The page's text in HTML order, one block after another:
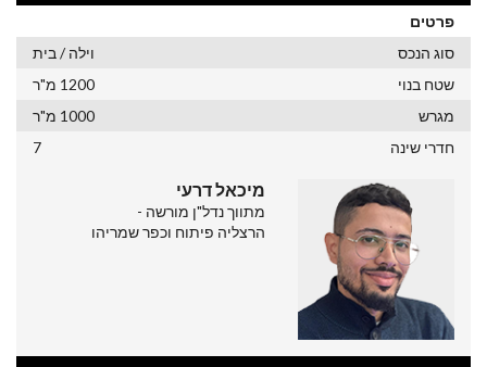
פרטים
סוג הנכס
וילה / בית
שטח בנוי
1200 מ"ר
מגרש
1000 מ"ר
חדרי שינה
7
מיכאל דרעי
מתווך נדל"ן מורשה -
הרצליה פיתוח וכפר שמריהו